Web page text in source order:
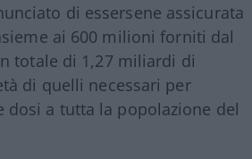
di essersene assicurata
ai 600 milioni forniti dal
totale di 1,27 miliardi di
di quelli necessari per
dosi a tutta la popolazione del